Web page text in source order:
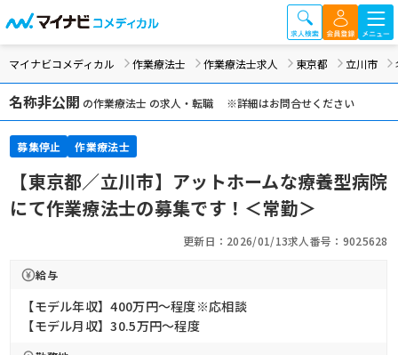
マイナビコメディカル 作業療法士 作業療法士求人 東京都 立川市
名称非公開 の作業療法士 の求人・転職 ※詳細はお問合せください
募集停止 作業療法士
【東京都／立川市】アットホームな療養型病院
にて作業療法士の募集です！＜常勤＞
更新日：2026/01/13求人番号：9025628
給与
【モデル年収】400万円〜程度※応相談
【モデル月収】30.5万円〜程度